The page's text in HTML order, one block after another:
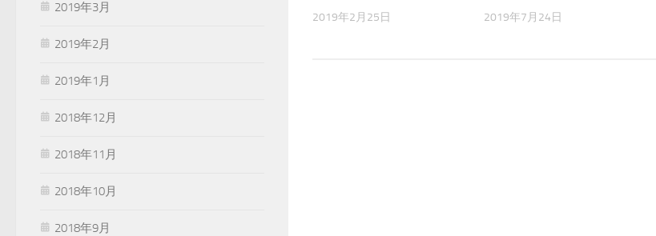
2019年2月25日 2019年7月24日
2019年3月
2019年2月
2019年1月
2018年12月
2018年11月
2018年10月
2018年9月